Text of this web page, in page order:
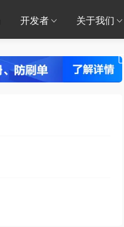
开发者 关于我们